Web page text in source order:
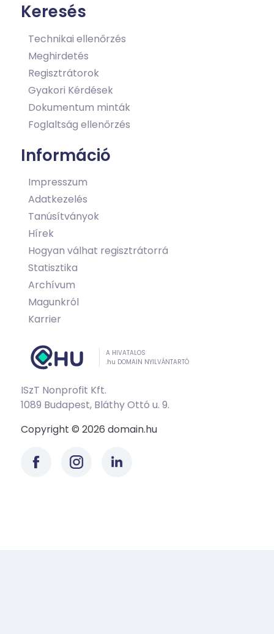
Keresés
Technikai ellenőrzés
Meghirdetés
Regisztrátorok
Gyakori Kérdések
Dokumentum minták
Foglaltság ellenőrzés
Információ
Impresszum
Adatkezelés
Tanúsítványok
Hírek
Hogyan válhat regisztrátorrá
Statisztika
Archívum
Magunkról
Karrier
A HIVATALOS
.hu DOMAIN NYILVÁNTARTÓ
ISzT Nonprofit Kft.
1089 Budapest, Bláthy Ottó u. 9.
Copyright © 2026 domain.hu